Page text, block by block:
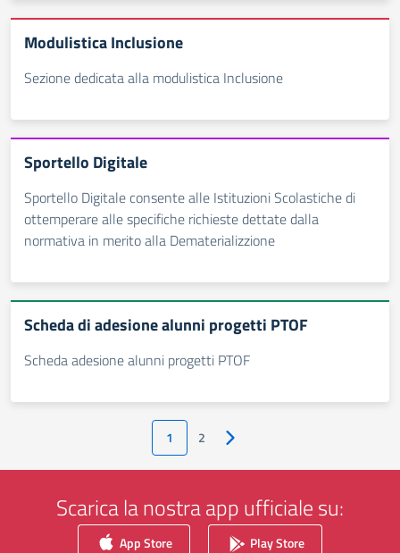
Modulistica Inclusione
Sezione dedicata alla modulistica Inclusione
Sportello Digitale
Sportello Digitale consente alle Istituzioni Scolastiche di
ottemperare alle specifiche richieste dettate dalla
normativa in merito alla Dematerializzione
Scheda di adesione alunni progetti PTOF
Scheda adesione alunni progetti PTOF
1 2 Pagina successiva
Scarica la nostra app ufficiale su:
App Store Play Store